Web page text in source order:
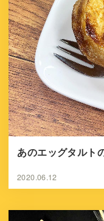
あのエッグタルト
2020.06.12